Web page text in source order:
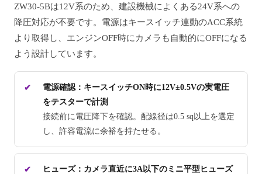
ZW30-5Bは12V系のため、建設機械によくある24V系への
降圧対応が不要です。電源はキースイッチ連動のACC系統
より取得し、エンジンOFF時にカメラも自動的にOFFになる
よう設計しています。
電源確認：キースイッチON時に12V±0.5Vの実電圧
をテスターで計測
接続前に電圧降下を確認。配線径は0.5 sq以上を選定
し、許容電流に余裕を持たせる。
ヒューズ：カメラ直近に3A以下のミニ平型ヒューズ